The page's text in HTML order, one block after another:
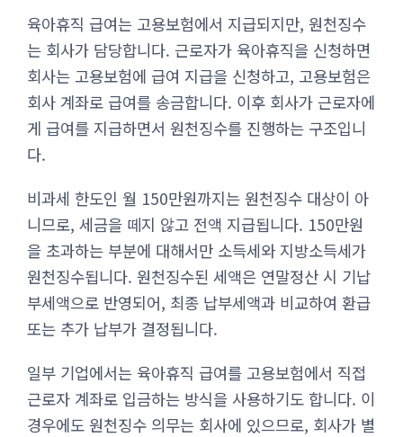
육아휴직 급여는 고용보험에서 지급되지만, 원천징수
는 회사가 담당합니다. 근로자가 육아휴직을 신청하면
회사는 고용보험에 급여 지급을 신청하고, 고용보험은
회사 계좌로 급여를 송금합니다. 이후 회사가 근로자에
게 급여를 지급하면서 원천징수를 진행하는 구조입니
다.
비과세 한도인 월 150만원까지는 원천징수 대상이 아
니므로, 세금을 떼지 않고 전액 지급됩니다. 150만원
을 초과하는 부분에 대해서만 소득세와 지방소득세가
원천징수됩니다. 원천징수된 세액은 연말정산 시 기납
부세액으로 반영되어, 최종 납부세액과 비교하여 환급
또는 추가 납부가 결정됩니다.
일부 기업에서는 육아휴직 급여를 고용보험에서 직접
근로자 계좌로 입금하는 방식을 사용하기도 합니다. 이
경우에도 원천징수 의무는 회사에 있으므로, 회사가 별